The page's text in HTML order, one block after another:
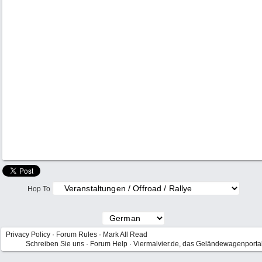
Hop To
Privacy Policy · Forum Rules · Mark All Read
Schreiben Sie uns · Forum Help · Viermalvier.de, das